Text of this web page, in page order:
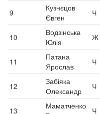
9
Кузнєцов
Євген
Ч
10
Водзінська
Юлія
Ж
11
Патана
Ярослав
Ч
12
Забіяка
Олександр
Ч
13
Маматченко
Ч